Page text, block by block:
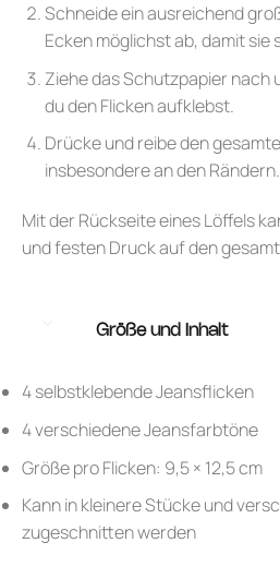
Schneide ein ausreichend
Ecken möglichst ab, damit sie
Ziehe das Schutzpapier nach
du den Flicken aufklebst.
Drücke und reibe den
insbesondere an den Rändern.
Mit der Rückseite eines Löffels
und festen Druck auf den
Größe und Inhalt
4 selbstklebende Jeansflicken
4 verschiedene Jeansfarbtöne
Größe pro Flicken: 9,5 × 12,5 cm
Kann in kleinere Stücke und
zugeschnitten werden